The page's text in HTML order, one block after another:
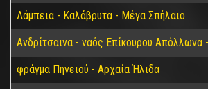
Λάμπεια - Καλάβρυτα - Μέγα Σπήλαιο
Ανδρίτσαινα - ναός Επίκουρου Απόλλωνα
φράγμα Πηνειού - Αρχαία Ήλιδα